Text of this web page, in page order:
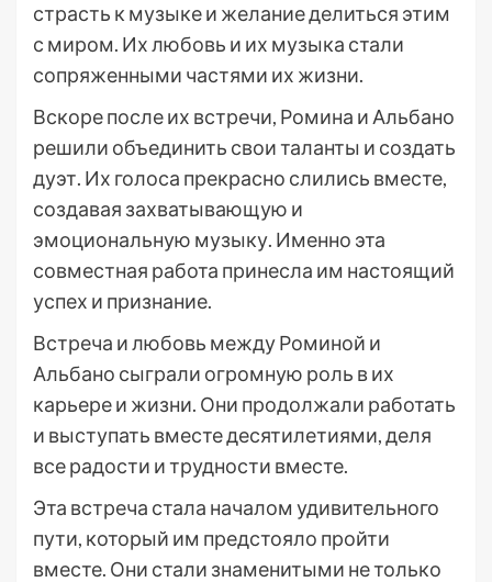
страсть к музыке и желание делиться этим
с миром. Их любовь и их музыка стали
сопряженными частями их жизни.
Вскоре после их встречи, Ромина и Альбано
решили объединить свои таланты и создать
дуэт. Их голоса прекрасно слились вместе,
создавая захватывающую и
эмоциональную музыку. Именно эта
совместная работа принесла им настоящий
успех и признание.
Встреча и любовь между Роминой и
Альбано сыграли огромную роль в их
карьере и жизни. Они продолжали работать
и выступать вместе десятилетиями, деля
все радости и трудности вместе.
Эта встреча стала началом удивительного
пути, который им предстояло пройти
вместе. Они стали знаменитыми не только